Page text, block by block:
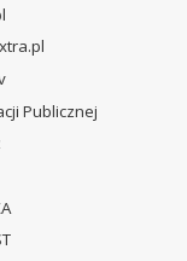
Publicznej